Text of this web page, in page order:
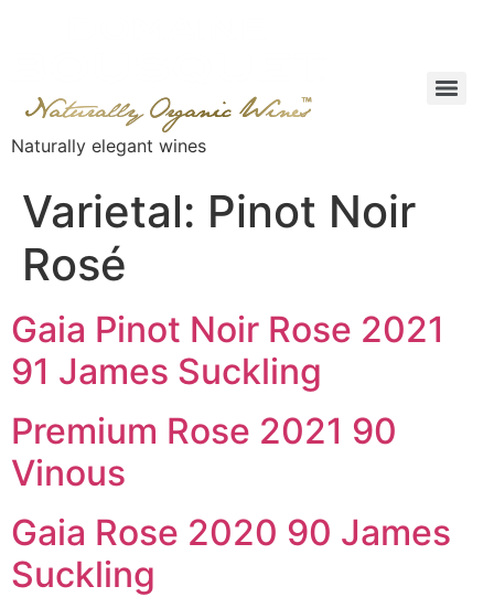
Naturally elegant wines
Varietal: Pinot Noir
Rosé
Gaia Pinot Noir Rose 2021
91 James Suckling
Premium Rose 2021 90
Vinous
Gaia Rose 2020 90 James
Suckling